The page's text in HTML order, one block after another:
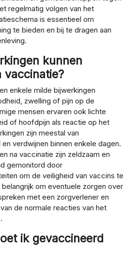
regelmatig volgen van het
is essentieel om
te bieden en bij te dragen aan
kunnen
vaccinatie?
enkele milde bijwerkingen
zwelling of pijn op de
mensen ervaren ook lichte
of hoofdpijn als reactie op het
zijn meestal van
verdwijnen binnen enkele dagen.
na vaccinatie zijn zeldzaam en
gemonitord door
om de veiligheid van vaccins te
om eventuele zorgen over
met een zorgverlener en
de normale reacties van het
ik gevaccineerd